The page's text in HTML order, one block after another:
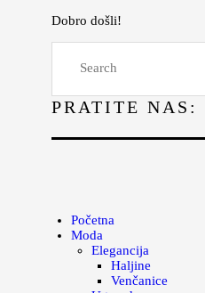
Dobro došli!
PRATITE NAS:
Početna
Moda
Elegancija
Haljine
Venčanice
Lepota
Kuhinja
Magazin